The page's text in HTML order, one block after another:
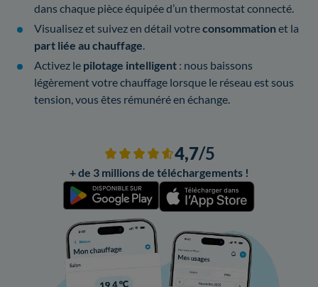
dans chaque pièce équipée d’un thermostat connecté.
Visualisez et suivez en détail votreconsommation et la
part liée au chauffage.
Activez le pilotage intelligent : nous baissons
légèrement votre chauffage lorsque le réseau est sous
tension, vous êtes rémunéré en échange.
4,7/5
+ de 3 millions de téléchargements !